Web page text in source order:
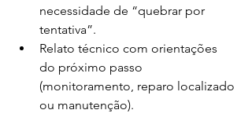
necessidade de “quebrar por
tentativa”.
Relato técnico com orientações
do próximo passo
(monitoramento, reparo localizado
ou manutenção).